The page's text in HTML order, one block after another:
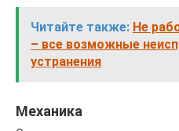
Читайте также: Не
– все возможные
устранения
Механика